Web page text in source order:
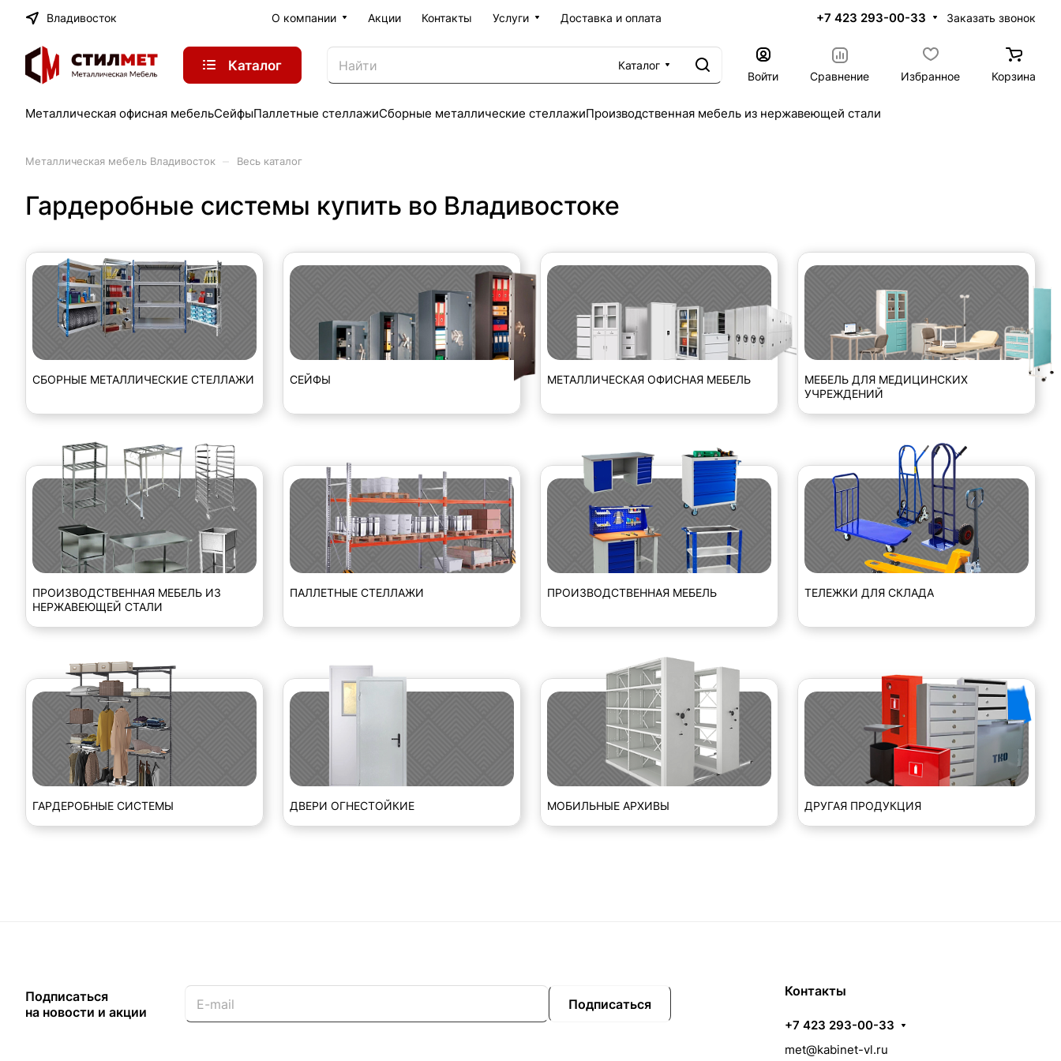
Владивосток О компании Акции Контакты Услуги Доставка и оплата +7 423 293-00-33 Заказать звонок
Каталог
Каталог
Войти
Сравнение Избранное Корзина
Металлическая офисная мебельСейфыПаллетные стеллажиСборные металлические стеллажиПроизводственная мебель из нержавеющей стали
Металлическая мебель Владивосток Весь каталог
Гардеробные системы купить во Владивостоке
СБОРНЫЕ МЕТАЛЛИЧЕСКИЕ СТЕЛЛАЖИ СЕЙФЫ МЕТАЛЛИЧЕСКАЯ ОФИСНАЯ МЕБЕЛЬ
МЕБЕЛЬ ДЛЯ МЕДИЦИНСКИХ
УЧРЕЖДЕНИЙ
ПРОИЗВОДСТВЕННАЯ МЕБЕЛЬ ИЗ
НЕРЖАВЕЮЩЕЙ СТАЛИ
ПАЛЛЕТНЫЕ СТЕЛЛАЖИ ПРОИЗВОДСТВЕННАЯ МЕБЕЛЬ ТЕЛЕЖКИ ДЛЯ СКЛАДА
ГАРДЕРОБНЫЕ СИСТЕМЫ ДВЕРИ ОГНЕСТОЙКИЕ МОБИЛЬНЫЕ АРХИВЫ ДРУГАЯ ПРОДУКЦИЯ
Подписаться
на новости и акции
Подписаться
Контакты
+7 423 293-00-33
met@kabinet-vl.ru